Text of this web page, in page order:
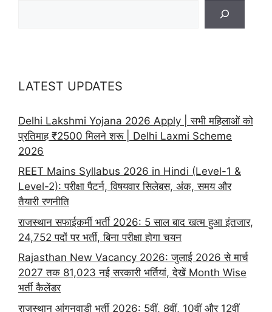
LATEST UPDATES
Delhi Lakshmi Yojana 2026 Apply | सभी महिलाओं को
प्रतिमाह ₹2500 मिलने शरू | Delhi Laxmi Scheme
2026
REET Mains Syllabus 2026 in Hindi (Level-1 &
Level-2): परीक्षा पैटर्न, विषयवार सिलेबस, अंक, समय और
तैयारी रणनीति
राजस्थान सफाईकर्मी भर्ती 2026: 5 साल बाद खत्म हुआ इंतजार,
24,752 पदों पर भर्ती, बिना परीक्षा होगा चयन
Rajasthan New Vacancy 2026: जुलाई 2026 से मार्च
2027 तक 81,023 नई सरकारी भर्तियां, देखें Month Wise
भर्ती कैलेंडर
राजस्थान आंगनवाड़ी भर्ती 2026: 5वीं, 8वीं, 10वीं और 12वीं